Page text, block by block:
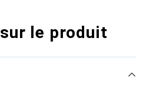
le produit